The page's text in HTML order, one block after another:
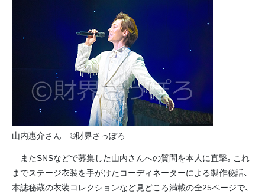
山内惠介さん ©財界さっぽろ
またSNSなどで募集した山内さんへの質問を本人に直撃。これ
までステージ衣装を手がけたコーディネーターによる製作秘話、
本誌秘蔵の衣装コレクションなど見どころ満載の全25ページで、